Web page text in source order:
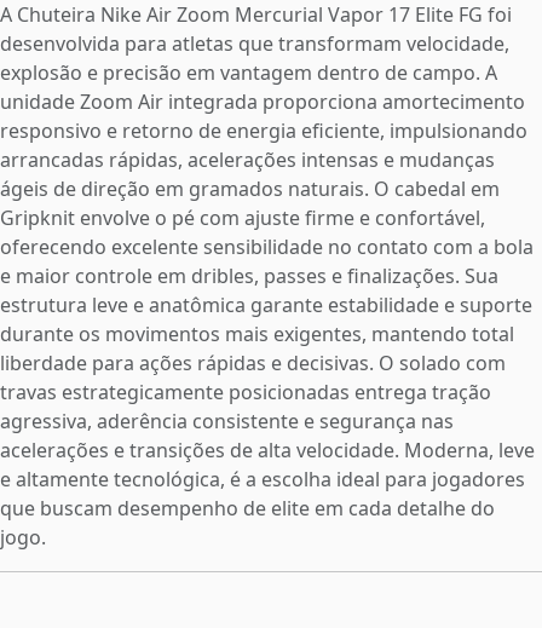
A Chuteira Nike Air Zoom Mercurial Vapor 17 Elite FG foi
desenvolvida para atletas que transformam velocidade,
explosão e precisão em vantagem dentro de campo. A
unidade Zoom Air integrada proporciona amortecimento
responsivo e retorno de energia eficiente, impulsionando
arrancadas rápidas, acelerações intensas e mudanças
ágeis de direção em gramados naturais. O cabedal em
Gripknit envolve o pé com ajuste firme e confortável,
oferecendo excelente sensibilidade no contato com a bola
e maior controle em dribles, passes e finalizações. Sua
estrutura leve e anatômica garante estabilidade e suporte
durante os movimentos mais exigentes, mantendo total
liberdade para ações rápidas e decisivas. O solado com
travas estrategicamente posicionadas entrega tração
agressiva, aderência consistente e segurança nas
acelerações e transições de alta velocidade. Moderna, leve
e altamente tecnológica, é a escolha ideal para jogadores
que buscam desempenho de elite em cada detalhe do
jogo.